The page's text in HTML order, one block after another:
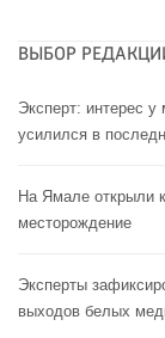
ВЫБОР
Эксперт: интерес
усилился в
На Ямале открыли
месторождение
Эксперты
выходов белых